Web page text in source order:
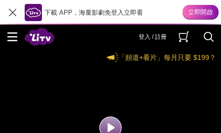
下載 APP，海量影劇免登入立即看
登入 / 註冊
「頻道+看片」每月只要 $199？